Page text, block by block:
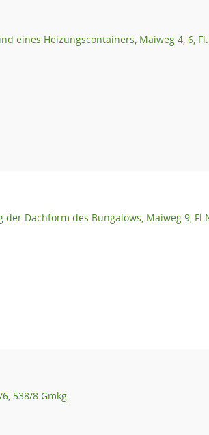
eines Heizungscontainers, Maiweg 4, 6,
Dachform des Bungalows, Maiweg 9,
538/8 Gmkg.